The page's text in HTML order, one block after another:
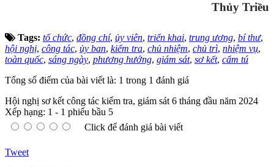
Thủy Triều
Tags: tổ chức, đồng chí, ủy viên, triển khai, trung ương, bí thư,
hội nghị, công tác, ủy ban, kiểm tra, chủ nhiệm, chủ trì, nhiệm vụ,
toàn quốc, sáng ngày, phương hướng, giám sát, sơ kết, cẩm tú
Tổng số điểm của bài viết là: 1 trong 1 đánh giá
Hội nghị sơ kết công tác kiểm tra, giám sát 6 tháng đầu năm 2024
Xếp hạng: 1 - 1 phiếu bầu 5
Click để đánh giá bài viết
Tweet